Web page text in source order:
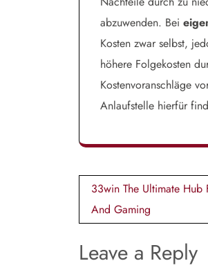
abzuwenden. Bei
Kosten zwar selbst,
höhere Folgekosten
Kostenvoranschläge
Anlaufstelle hierfür
Post
navigation
33win The Ultimate Hub
And Gaming
Leave a Reply